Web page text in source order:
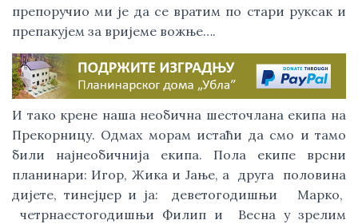
препоручио ми је да се вратим по стари руксак и
препакујем за вријеме вожње….
И тако крене наша необична шесточлана екипа на
Прекорницу. Одмах морам истаћи да смо и тамо
били најнеобичнија екипа. Пола екипе врсни
планинари: Игор, Жика и Јање, а друга половина
дијете, тинејџер и ја: деветогодишњи Марко,
четрнаестогодишњи Филип и Весна у зрелим